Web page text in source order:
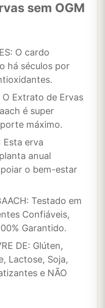
sem OGM
O cardo
há séculos por
O Extrato de Ervas
é super
máximo.
Esta erva
anual
o bem-estar
Testado em
Confiáveis,
Garantido.
DE: Glúten,
Lactose, Soja,
e NÃO